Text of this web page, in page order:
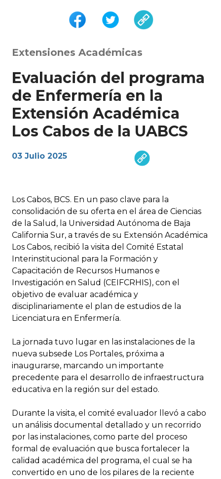
Extensiones Académicas
Evaluación del programa
de Enfermería en la
Extensión Académica
Los Cabos de la UABCS
03 Julio 2025
Los Cabos, BCS. En un paso clave para la
consolidación de su oferta en el área de Ciencias
de la Salud, la Universidad Autónoma de Baja
California Sur, a través de su Extensión Académica
Los Cabos, recibió la visita del Comité Estatal
Interinstitucional para la Formación y
Capacitación de Recursos Humanos e
Investigación en Salud (CEIFCRHIS), con el
objetivo de evaluar académica y
disciplinariamente el plan de estudios de la
Licenciatura en Enfermería.
La jornada tuvo lugar en las instalaciones de la
nueva subsede Los Portales, próxima a
inaugurarse, marcando un importante
precedente para el desarrollo de infraestructura
educativa en la región sur del estado.
Durante la visita, el comité evaluador llevó a cabo
un análisis documental detallado y un recorrido
por las instalaciones, como parte del proceso
formal de evaluación que busca fortalecer la
calidad académica del programa, el cual se ha
convertido en uno de los pilares de la reciente